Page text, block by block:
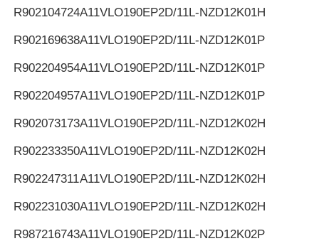
R902104724A11VLO190EP2D/11L-NZD12K01H
R902169638A11VLO190EP2D/11L-NZD12K01P
R902204954A11VLO190EP2D/11L-NZD12K01P
R902204957A11VLO190EP2D/11L-NZD12K01P
R902073173A11VLO190EP2D/11L-NZD12K02H
R902233350A11VLO190EP2D/11L-NZD12K02H
R902247311A11VLO190EP2D/11L-NZD12K02H
R902231030A11VLO190EP2D/11L-NZD12K02H
R987216743A11VLO190EP2D/11L-NZD12K02P